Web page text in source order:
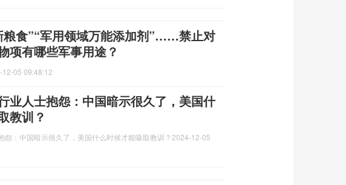
粮食”“军用领域万能添加剂”……禁止对
项有哪些军事用途？
12-05 09:48:12
业人士抱怨：中国暗示很久了，美国什
教训？
怨：中国暗示很久了，美国什么时候才能吸取教训？ 2024-12-05